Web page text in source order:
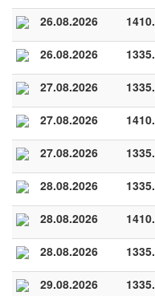
26.08.2026
26.08.2026
27.08.2026
27.08.2026
27.08.2026
28.08.2026
28.08.2026
28.08.2026
29.08.2026